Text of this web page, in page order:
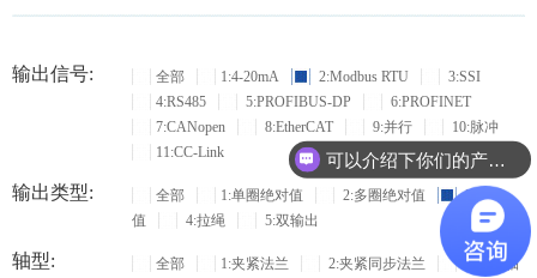
输出信号: 全部 1:4-20mA 2:Modbus RTU
3:SSI
4:RS485
5:PROFIBUS-DP
6:PROFINET
7:CANopen
8:EtherCAT 9:并行
10:脉冲
11:CC-Link
输出类型: 全部 1:单圈绝对值 2:多圈绝对值
3:增量
值
4:拉绳 5:双输出
轴型: 全部 1:夹紧法兰 2:夹紧同步法兰
3:盲孔轴
可以介绍下你们的产品么？